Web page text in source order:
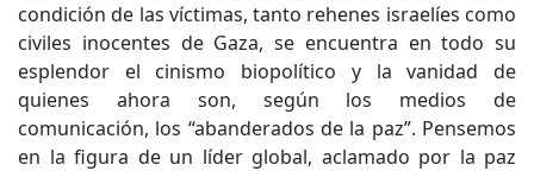
condición de las víctimas, tanto rehenes israelíes como
civiles inocentes de Gaza, se encuentra en todo su
esplendor el cinismo biopolítico y la vanidad de
quienes ahora son, según los medios de
comunicación, los “abanderados de la paz”. Pensemos
en la figura de un líder global, aclamado por la paz